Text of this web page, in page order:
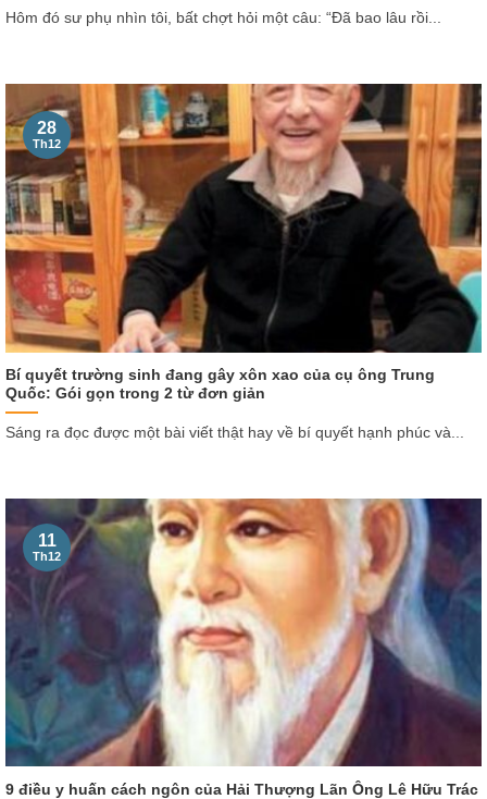
Hôm đó sư phụ nhìn tôi, bất chợt hỏi một câu: “Đã bao lâu rồi...
Bí quyết trường sinh đang gây xôn xao của cụ ông Trung
Quốc: Gói gọn trong 2 từ đơn giản
Sáng ra đọc được một bài viết thật hay về bí quyết hạnh phúc và...
28
Th12
9 điều y huấn cách ngôn của Hải Thượng Lãn Ông Lê Hữu Trác
11
Th12